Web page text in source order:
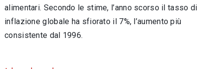
alimentari. Secondo le stime, l’anno scorso il tasso di
inflazione globale ha sfiorato il 7%, l’aumento più
consistente dal 1996.